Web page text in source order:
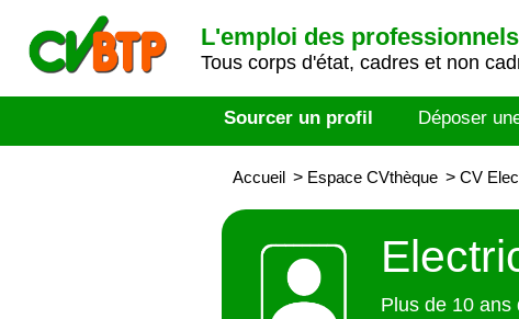
L'emploi des
Tous corps d'état, cadres et non
Sourcer un profil Déposer
Accueil > Espace CVthèque > CV
Plus de 10 ans